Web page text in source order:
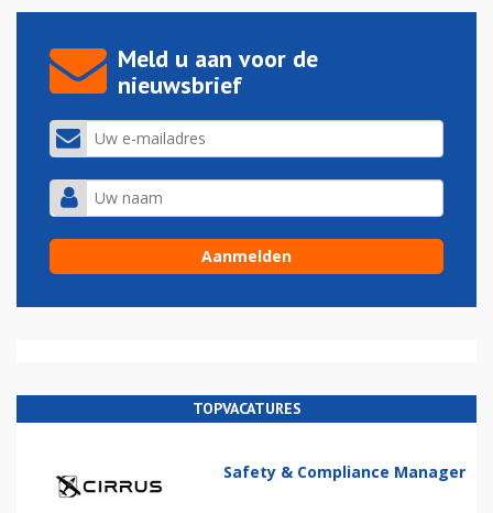
Meld u aan voor de
nieuwsbrief
TOPVACATURES
Safety & Compliance Manager